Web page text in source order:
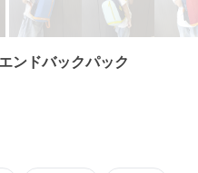
ンドバックパック